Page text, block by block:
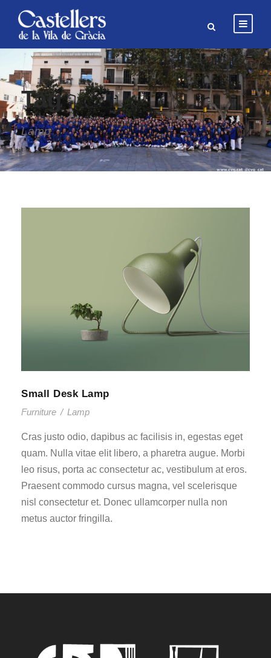
Tag
Lamp
Small Desk Lamp
Furniture / Lamp
Cras justo odio, dapibus ac facilisis in, egestas eget
quam. Nulla vitae elit libero, a pharetra augue. Morbi
leo risus, porta ac consectetur ac, vestibulum at eros.
Praesent commodo cursus magna, vel scelerisque
nisl consectetur et. Donec ullamcorper nulla non
metus auctor fringilla.